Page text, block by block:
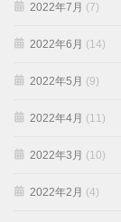
2022年7月 (7)
2022年6月 (14)
2022年5月 (9)
2022年4月 (11)
2022年3月 (10)
2022年2月 (4)